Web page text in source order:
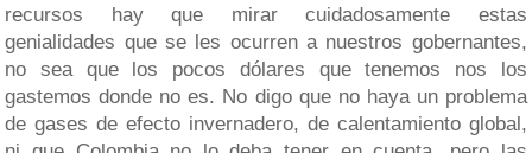
recursos hay que mirar cuidadosamente estas
genialidades que se les ocurren a nuestros gobernantes,
no sea que los pocos dólares que tenemos nos los
gastemos donde no es. No digo que no haya un problema
de gases de efecto invernadero, de calentamiento global,